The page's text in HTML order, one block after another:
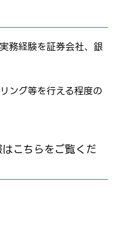
務経験を証券会社、銀
ング等を行える程度の
こちらをご覧くだ